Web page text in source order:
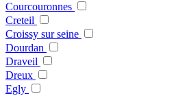
Courcouronnes
Creteil
Croissy sur seine
Dourdan
Draveil
Dreux
Egly